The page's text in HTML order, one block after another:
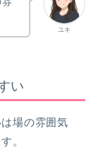
ユキ
い
場の雰囲気
。